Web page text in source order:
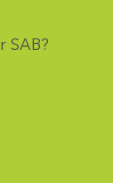
SAB?